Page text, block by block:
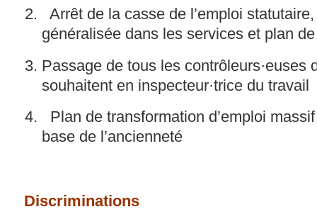
Arrêt de la casse de l’emploi
généralisée dans les services et plan
Passage de tous les contrôleurs·euses
souhaitent en inspecteur·trice du travail
Plan de transformation d’emploi
base de l’ancienneté
Discriminations